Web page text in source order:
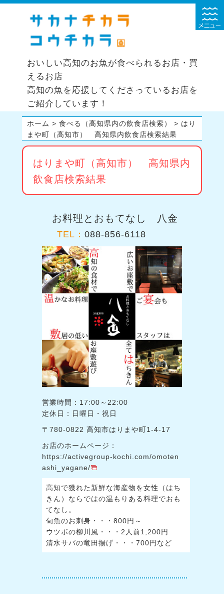
おいしい高知のお魚が食べられるお店・買
えるお店
高知の魚を応援してくださっているお店を
ご紹介しています！
ホーム > 食べる（高知県内の飲食店検索） > はり
まや町（高知市） 高知県内飲食店検索結果
はりまや町（高知市） 高知県内
飲食店検索結果
お料理とおもてなし 八金
TEL： 088-856-6118
営業時間：17:00～22:00
定休日：日曜日・祝日
〒780-0822 高知市はりまや町1-4-17
お店のホームページ：
https://activegroup-kochi.com/omoten
ashi_yagane/
高知で獲れた新鮮な海産物を女性（はち
きん）ならではの温もりある料理でおも
てなし。
旬魚のお刺身・・・800円～
ウツボの柳川風・・・2人前1,200円
清水サバの竜田揚げ・・・700円など